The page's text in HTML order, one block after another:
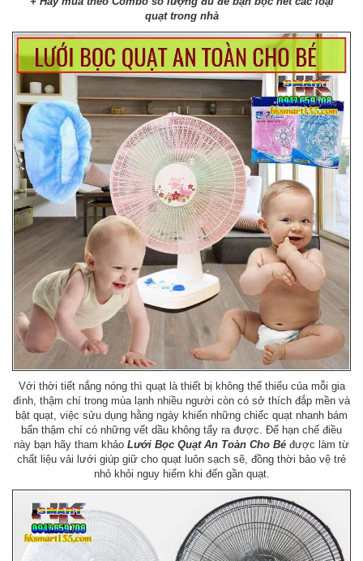
quạt trong nhà
Với thời tiết nắng nóng thì quạt là thiết bị không thể thiếu của mỗi gia
đình, thậm chí trong mùa lạnh nhiều người còn có sở thích đắp mền và
bật quạt, việc sửu dụng hằng ngày khiến những chiếc quạt nhanh bám
bẩn thậm chí có những vết dầu không tẩy ra được. Để hạn chế điều
này bạn hãy tham khảo Lưới Bọc Quạt An Toàn Cho Bé được làm từ
chất liệu vải lưới giúp giữ cho quạt luôn sạch sẽ, đồng thời bảo vệ trẻ
nhỏ khỏi nguy hiểm khi đến gần quạt.